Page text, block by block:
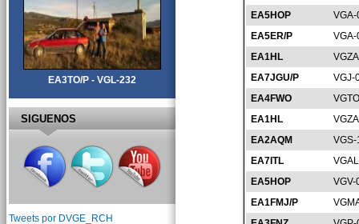
EA5HOP
EA5ER/P
EA1HL
EA7JGU/P
VGJ-
EA4FWO
EA1HL
EA2AQM
EA7ITL
EA5HOP
VGV-
EA1FMJ/P
EA3TO/P - VGL-232
SIGUENOS
Tweets por DVGE_RCH